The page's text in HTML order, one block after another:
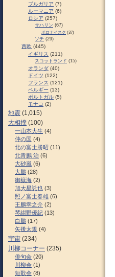
ブルガリア (7)
ルーマニア (6)
ロシア (257)
サハリン (67)
ポロナイスク (37)
ソチ (29)
西欧 (445)
イギリス (211)
スコットランド (15)
オランダ (40)
ドイツ (122)
フランス (121)
ベルギー (13)
ポルトガル (5)
モナコ (2)
地震 (1,015)
大相撲 (100)
一山本大生 (4)
仲の国 (4)
北の富士勝昭 (11)
北青鵬 治 (6)
大砂嵐 (6)
大鵬 (28)
御嶽海 (2)
旭大星託也 (3)
照ノ富士春雄 (6)
王鵬幸之介 (2)
琴紺野優紀 (13)
白鵬 (17)
矢後太規 (4)
宇宙 (234)
川柳コーナー (235)
俳句会 (20)
川柳会 (1)
短歌会 (8)